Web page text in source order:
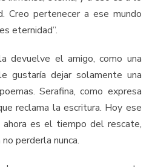
Creo pertenecer a ese mundo
eternidad”.
devuelve el amigo, como una
gustaría dejar solamente una
Serafina, como expresa
reclama la escritura. Hoy ese
es el tiempo del rescate,
perderla nunca.